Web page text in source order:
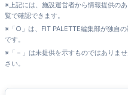
※上記には、施設運営者から情報提供の
覧で確認できます。
※「○」は、FIT PALETTE編集部が独自
です。
※「－」は未提供を示すものではありま
さい。